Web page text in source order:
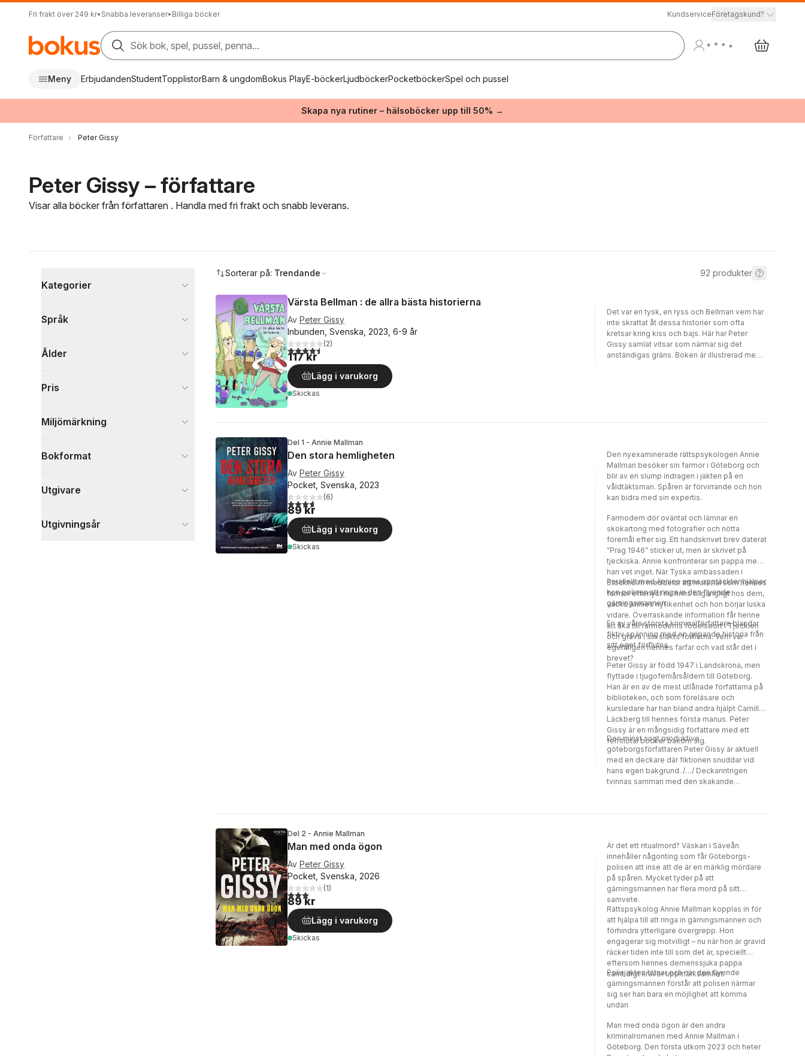
Fri frakt över 249 kr• Snabba leveranser• Billiga böcker KundserviceFöretagskund?
Sök bok, spel, pussel, penna...
Meny ErbjudandenStudentTopplistorBarn & ungdomBokus PlayE-böckerLjudböckerPocketböckerSpel och pussel
Skapa nya rutiner – hälsoböcker upp till 50% →
Författare Peter Gissy
Peter Gissy – författare
Visar alla böcker från författaren . Handla med fri frakt och snabb leverans.
Kategorier
Skönlitteratur
3
Språk
Ålder
Pris
Miljömärkning
Bokformat
Utgivare
Utgivningsår
Sorterar på: Trendande 92 produkter
Värsta Bellman : de allra bästa historierna
Av Peter Gissy
Inbunden, Svenska, 2023, 6-9 år
4,5utav 5 stjärnor. Totalt antal röster:
(2)
117 kr
Lägg i varukorg
Skickas
Det var en tysk, en ryss och Bellman vem har
inte skrattat åt dessa historier som ofta
kretsar kring kiss och bajs. Här har Peter
Gissy samlat vitsar som närmar sig det
anständigas gräns. Boken är illustrerad med
är hejdlöst, avväpnande och omöjligt att hålla
sig för skratt.
Del 1 - Annie Mallman
Den stora hemligheten
Av Peter Gissy
Pocket, Svenska, 2023
3,7utav 5 stjärnor. Totalt antal röster:
(6)
89 kr
Lägg i varukorg
Skickas
Den nyexaminerade rättspsykologen Annie
Mallman besöker sin farmor i Göteborg och
blir av en slump indragen i jakten på en
våldtäktsman. Spåren är förvirrande och hon
kan bidra med sin expertis.
Farmodern dör oväntat och lämnar en
skokartong med fotografier och nötta
föremål efter sig. Ett handskrivet brev daterat
”Prag 1946” sticker ut, men är skrivet på
tjeckiska. Annie konfronterar sin pappa men
han vet inget. När Tyska ambassaden i
Stockholm meddelar att material som hennes
farmor efterlyst nu finns tillgängligt hos dem,
väcks Annies nyfikenhet och hon börjar luska
vidare. Överraskande information får henne
att åka till farmoderns födelseort i Tjeckien
och gräva i sin släkts förflutna. Vem var
egentligen hennes farfar och vad står det i
brevet?
Parallellt med Annies egna upptäckter hjälper
hon polisen att ringa in den flyende
gärningsmannen.
En av våra största kriminalförfattare blandar
fiktiv spänning med en gripande historia från
sitt eget förflutna.
Peter Gissy är född 1947 i Landskrona, men
flyttade i tjugofemårsåldern till Göteborg.
Han är en av de mest utlånade författarna på
biblioteken, och som föreläsare och
kursledare har han bland andra hjälpt Camilla
Läckberg till hennes första manus. Peter
Gissy är en mångsidig författare med ett
femtiotal böcker bakom sig.
Den minst sagt produktive
göteborgsförfattaren Peter Gissy är aktuell
med en deckare där fiktionen snuddar vid
hans egen bakgrund. /…/ Deckarintrigen
tvinnas samman med den skakande
språkdräkt – när det bränner till i ena intrigen
historien om farmoderns bakgrund.BTJ-
häftet nr 19, 2023. Lektör Anna Thurfjell
Del 2 - Annie Mallman
Man med onda ögon
Av Peter Gissy
Pocket, Svenska, 2026
3,0utav 5 stjärnor. Totalt antal röster:
(1)
89 kr
Lägg i varukorg
Skickas
Är det ett ritualmord? Väskan i Säveån
innehåller någonting som får Göteborgs­
polisen att inse att de är en märklig mördare
på spåren. Mycket tyder på att
gärningsmannen har flera mord på sitt
samvete.
Rättspsykolog Annie Mallman kopplas in för
att hjälpa till att ringa in gärningsmannen och
förhindra ytterligare övergrepp. Hon
engagerar sig motvilligt – nu när hon är gravid
räcker tiden inte till som det är, speciellt
eftersom hennes demenssjuka pappa
samtidigt kräver uppmärksamhet.
Polisjakten tätnar och när den flyende
gärningsmannen förstår att polisen närmar
sig ser han bara en möjlighet att komma
undan
Man med onda ögon är den andra
kriminalromanen med Annie Mallman i
Göteborg. Den första utkom 2023 och heter